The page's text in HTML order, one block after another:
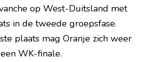
op West-Duitsland met
in de tweede groepsfase.
plaats mag Oranje zich weer
WK-finale.